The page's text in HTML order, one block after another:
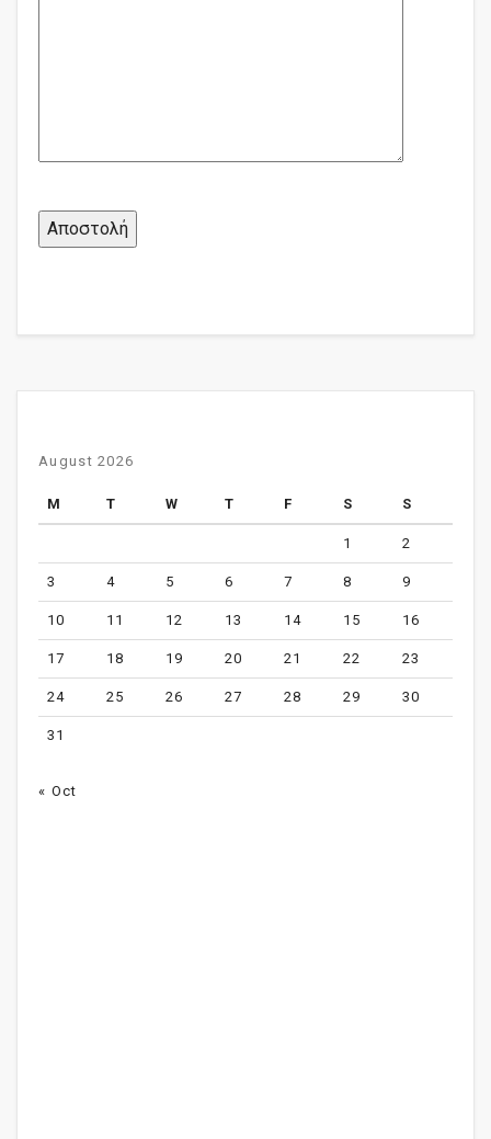
August 2026
M T W T F S S
1 2
3 4 5 6 7 8 9
10 11 12 13 14 15 16
17 18 19 20 21 22 23
24 25 26 27 28 29 30
31
« Oct